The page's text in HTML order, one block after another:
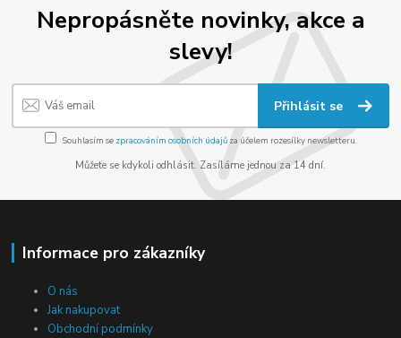
Nepropásněte novinky, akce a
slevy!
Přihlásit se
Souhlasím se zpracováním osobních údajůza účelem rozesílky newsletteru.
Můžete se kdykoli odhlásit. Zasíláme jednou za 14 dní.
Informace pro zákazníky
O nás
Jak nakupovat
Obchodní podmínky